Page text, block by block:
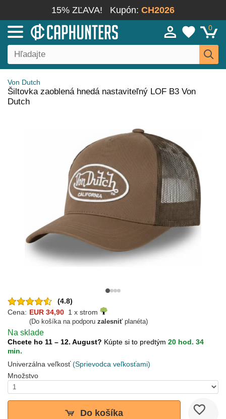
15% ZĽAVA! Kupón: CH2026
0
Von Dutch
Šiltovka zaoblená hnedá nastaviteľný LOF B3 Von
Dutch
(4.8)
Cena: EUR 34,90 1 x strom
(Do košíka na podporu zalesniťplanéta)
Na sklade
Chcete ho 11 – 12. August? Kúpte si to predtým 20 hod. 34
min.
Univerzálna veľkosť(Sprievodca veľkosťami)
Množstvo
Do košíka